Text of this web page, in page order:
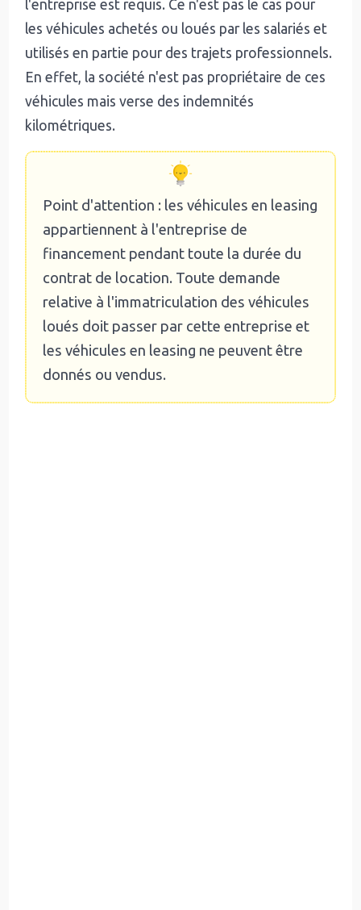
l'entreprise est requis. Ce n'est pas le cas pour
les véhicules achetés ou loués par les salariés et
utilisés en partie pour des trajets professionnels.
En effet, la société n'est pas propriétaire de ces
véhicules mais verse des indemnités
kilométriques.
Point d'attention : les véhicules en leasing
appartiennent à l'entreprise de
financement pendant toute la durée du
contrat de location. Toute demande
relative à l'immatriculation des véhicules
loués doit passer par cette entreprise et
les véhicules en leasing ne peuvent être
donnés ou vendus.